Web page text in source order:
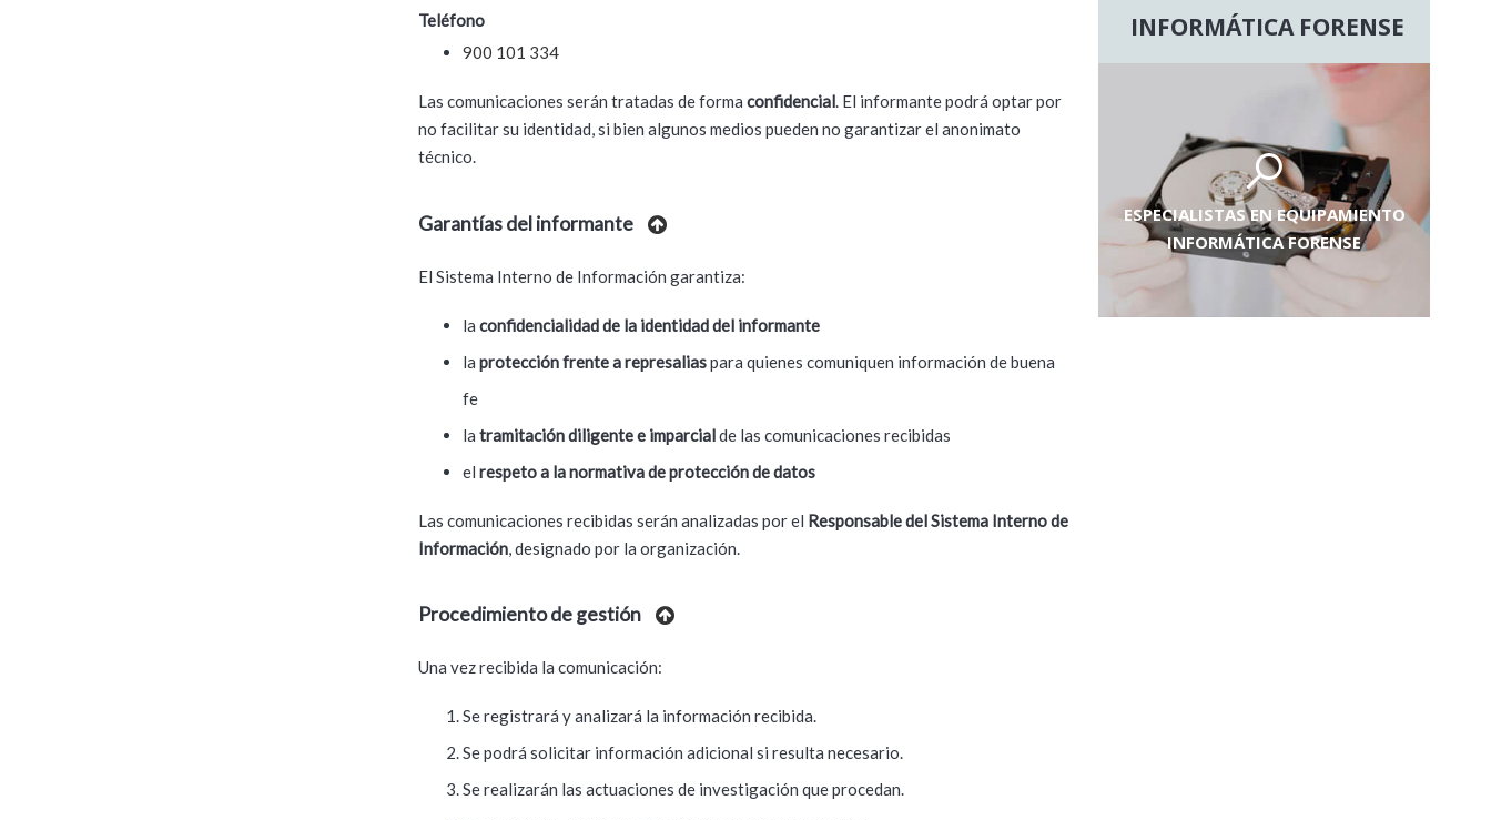
Teléfono
900 101 334
Las comunicaciones serán tratadas de formaconfidencial. El informante podrá optar por
no facilitar su identidad, si bien algunos medios pueden no garantizar el anonimato
técnico.
Garantías del informante
El Sistema Interno de Información garantiza:
laconfidencialidad de la identidad del informante
laprotección frente a represaliaspara quienes comuniquen información de buena
fe
latramitación diligente e imparcialde las comunicaciones recibidas
elrespeto a la normativa de protección de datos
Las comunicaciones recibidas serán analizadas por el Responsable del Sistema Interno de
Información , designado por la organización.
Procedimiento de gestión
Una vez recibida la comunicación:
Se registrará y analizará la información recibida.
Se podrá solicitar información adicional si resulta necesario.
Se realizarán las actuaciones de investigación que procedan.
INFORMÁTICA FORENSE
ESPECIALISTAS EN EQUIPAMIENTO
INFORMÁTICA FORENSE